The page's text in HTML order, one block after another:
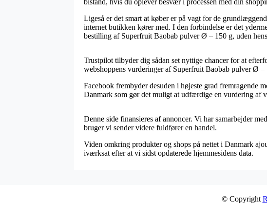
Ligeså er det smart at køber er på vagt for de
internet butikken kører med. I den forbindelse er det
bestilling af Superfruit Baobab pulver Ø – 150 g, uden
Trustpilot tilbyder dig sådan set nyttige chancer for at
webshoppens vurderinger af Superfruit Baobab pulver Ø –
Facebook frembyder desuden i højeste grad fremragende
Danmark som gør det muligt at udfærdige en vurdering af
Denne side finansieres af annoncer. Vi har samarbejder
bruger vi sender videre fuldfører en handel.
Viden omkring produkter og shops på nettet i Danmark
iværksat efter at vi sidst opdaterede hjemmesidens data.
© Copyright